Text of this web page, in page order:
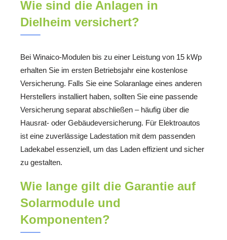
Wie sind die Anlagen in
Dielheim versichert?
Bei Winaico-Modulen bis zu einer Leistung von 15 kWp
erhalten Sie im ersten Betriebsjahr eine kostenlose
Versicherung. Falls Sie eine Solaranlage eines anderen
Herstellers installiert haben, sollten Sie eine passende
Versicherung separat abschließen – häufig über die
Hausrat- oder Gebäudeversicherung. Für Elektroautos
ist eine zuverlässige Ladestation mit dem passenden
Ladekabel essenziell, um das Laden effizient und sicher
zu gestalten.
Wie lange gilt die Garantie auf
Solarmodule und
Komponenten?